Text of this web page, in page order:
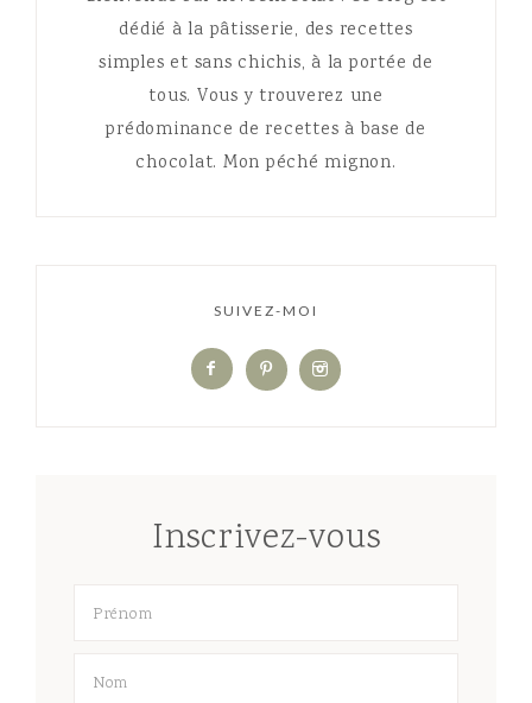
dédié à la pâtisserie, des recettes
simples et sans chichis, à la portée de
tous. Vous y trouverez une
prédominance de recettes à base de
chocolat. Mon péché mignon.
SUIVEZ-MOI
Inscrivez-vous